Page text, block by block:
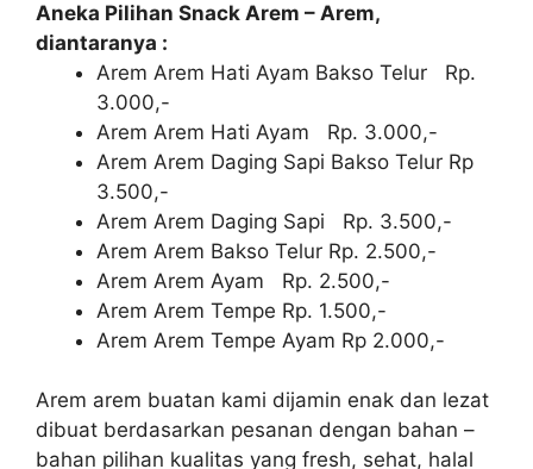
Aneka Pilihan Snack Arem – Arem,
diantaranya :
Arem Arem Hati Ayam Bakso Telur Rp.
3.000,-
Arem Arem Hati Ayam Rp. 3.000,-
Arem Arem Daging Sapi Bakso Telur Rp
3.500,-
Arem Arem Daging Sapi Rp. 3.500,-
Arem Arem Bakso Telur Rp. 2.500,-
Arem Arem Ayam Rp. 2.500,-
Arem Arem Tempe Rp. 1.500,-
Arem Arem Tempe Ayam Rp 2.000,-
Arem arem buatan kami dijamin enak dan lezat
dibuat berdasarkan pesanan dengan bahan –
bahan pilihan kualitas yang fresh, sehat, halal